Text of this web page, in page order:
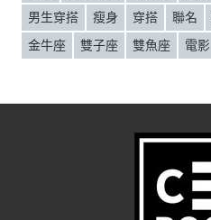
男生穿搭
瘦身 穿搭 聯名
金牛座
雙子座 雙魚座 電影